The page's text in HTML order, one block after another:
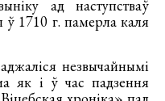
ад наступcтваў
1710 г. памерла каля
незвычайнымі
як і ў час падзення